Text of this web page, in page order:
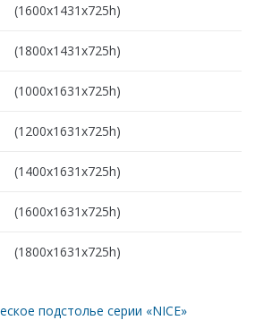
(1600х1431х725h)
(1800х1431х725h)
(1000х1631х725h)
(1200х1631х725h)
(1400х1631х725h)
(1600х1631х725h)
(1800х1631х725h)
подстолье серии «NICE»